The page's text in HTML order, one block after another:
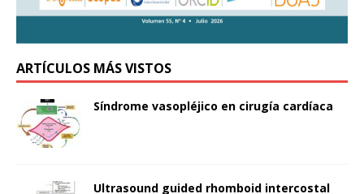
ARTÍCULOS MÁS VISTOS
Síndrome vasopléjico en cirugía cardíaca
Ultrasound guided rhomboid intercostal